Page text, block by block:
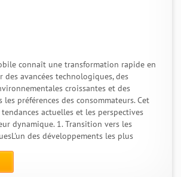
connaît une transformation rapide en
des avancées technologiques, des
croissantes et des
les préférences des consommateurs. Cet
actuelles et les perspectives
dynamique. 1. Transition vers les
des développements les plus